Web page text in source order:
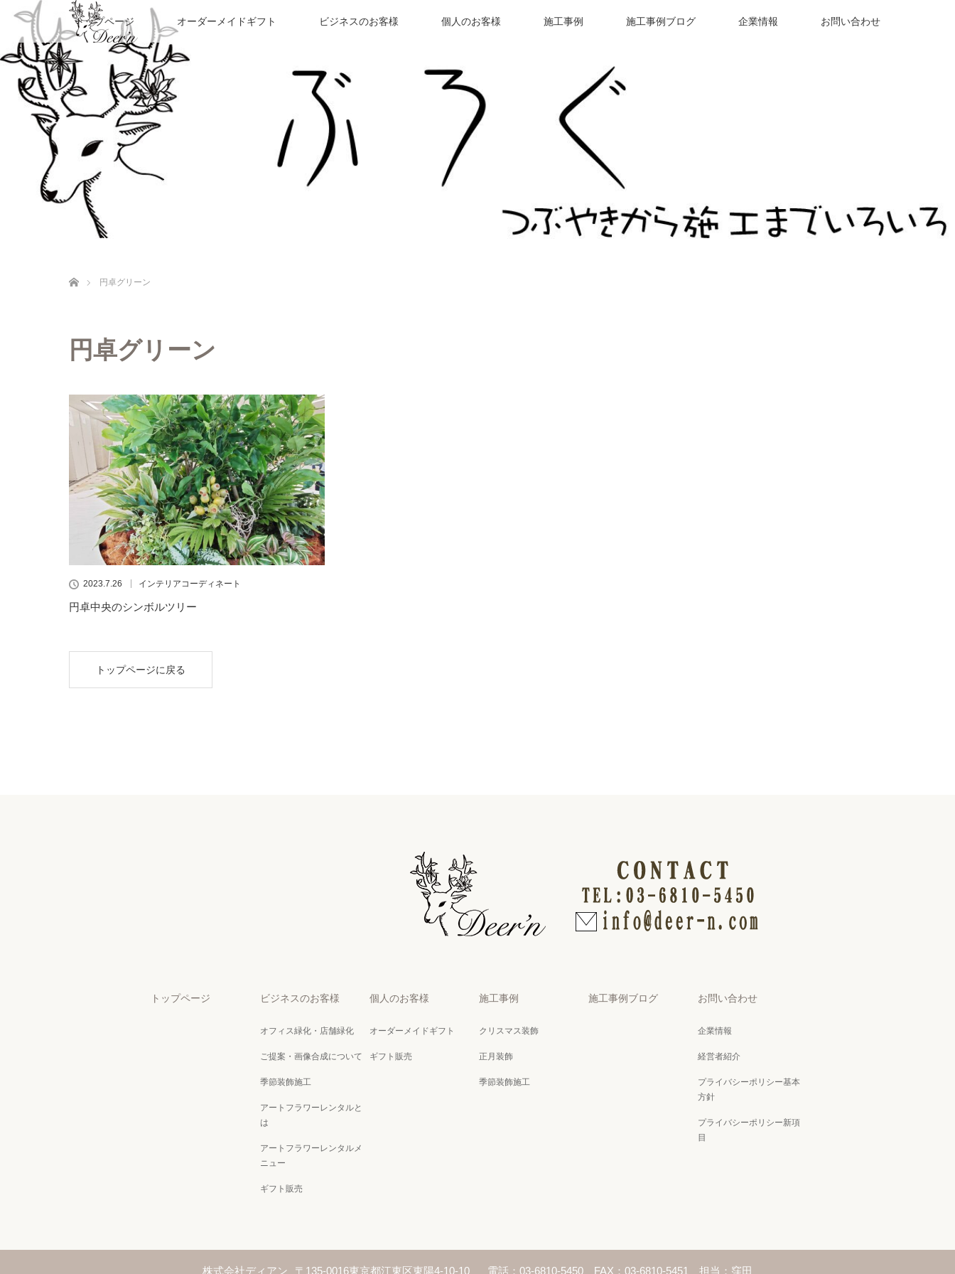
トップページ オーダーメイドギフト ビジネスのお客様 個人のお客様 施工事例 施工事例ブログ 企業情報 お問い合わせ
円卓グリーン
円卓グリーン
2023.7.26 インテリアコーディネート
円卓中央のシンボルツリー
トップページに戻る
トップページ ビジネスのお客様
オフィス緑化・店舗緑化
ご提案・画像合成について
季節装飾施工
アートフラワーレンタルと
は
アートフラワーレンタルメ
ニュー
ギフト販売
個人のお客様
オーダーメイドギフト
ギフト販売
施工事例
クリスマス装飾
正月装飾
季節装飾施工
施工事例ブログ お問い合わせ
企業情報
経営者紹介
プライバシーポリシー基本
方針
プライバシーポリシー新項
目
株式会社ディアン 〒135-0016東京都江東区東陽4-10-10 電話：03-6810-5450 FAX：03-6810-5451 担当：窪田